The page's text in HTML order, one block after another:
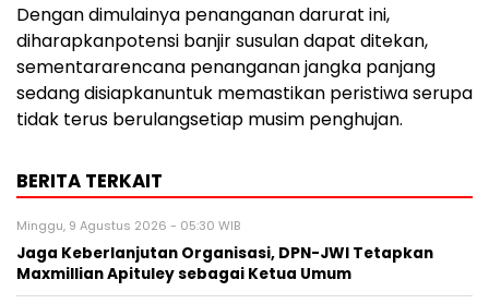
Dengandimulainya penanganandarurat ini,
diharapkanpotensi banjirsusulandapat ditekan,
sementararencana penangananjangka panjang
sedangdisiapkanuntuk memastikan peristiwaserupa
tidak terus berulangsetiap musim penghujan.
BERITA TERKAIT
Minggu, 9 Agustus 2026 - 05:30 WIB
Jaga Keberlanjutan Organisasi, DPN-JWI Tetapkan
Maxmillian Apituley sebagai Ketua Umum